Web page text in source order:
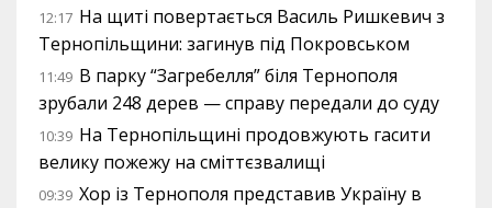
12:17 На щиті повертається Василь Ришкевич з
Тернопільщини: загинув під Покровськом
11:49 В парку “Загребелля” біля Тернополя
зрубали 248 дерев — справу передали до суду
10:39 На Тернопільщині продовжують гасити
велику пожежу на сміттєзвалищі
09:39 Хор із Тернополя представив Україну в